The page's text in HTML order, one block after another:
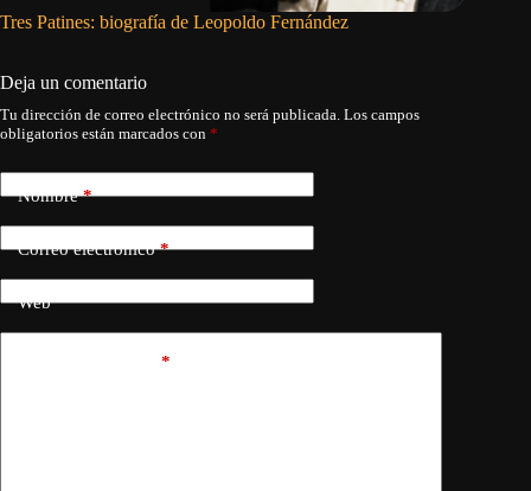
Tres Patines: biografía de Leopoldo Fernández
Deja un comentario
Tu dirección de correo electrónico no será publicada. Los campos
obligatorios están marcados con *
Nombre*
Correo electrónico*
Web
*